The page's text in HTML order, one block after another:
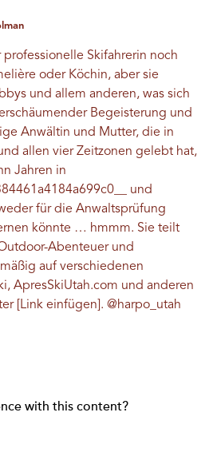
professionelle Skifahrerin noch
oder Köchin, aber sie
und allem anderen, was sich
Begeisterung und
Anwältin und Mutter, die in
allen vier Zeitzonen gelebt hat,
Jahren in
und
für die Anwaltsprüfung
könnte … hmmm. Sie teilt
Abenteuer und
auf verschiedenen
ApresSkiUtah.com und anderen
[Link einfügen]. @harpo_utah